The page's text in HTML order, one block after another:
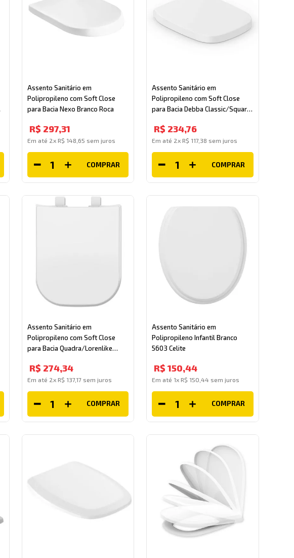
Assento Sanitário em
Polipropileno com Soft Close
para Bacia Nexo Branco Roca
R$ 297,31
Em até 2x R$ 148 65 sem juros
COMPRAR
Assento Sanitário em
Polipropileno com Soft Close
para Bacia Debba Classic/Square
R$ 234,76
Em até 2xR$ 117, 38 sem juros
COMPRAR
Assento Sanitário em
Polipropileno com Soft Close
para Bacia Quadra/Lorenlike
R$ 274,34
Em até 2x R$ 137,17sem juros
COMPRAR
Assento Sanitário em
Polipropileno Infantil Branco
5603 Celite
R$ 150,44
Em até 1xR$ 150 ,44 sem juros
COMPRAR